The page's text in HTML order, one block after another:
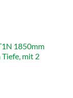
1850mm
mit 2